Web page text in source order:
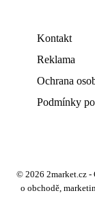
Kontakt
Reklama
Ochrana
Podmínky
© 2026 2market.cz -
o obchodě,